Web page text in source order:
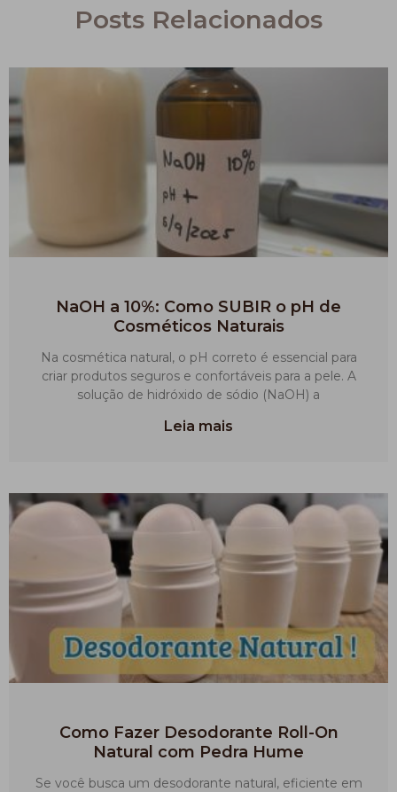
Posts Relacionados
NaOH a 10%: Como SUBIR o pH de
Cosméticos Naturais
Na cosmética natural, o pH correto é essencial para
criar produtos seguros e confortáveis para a pele. A
solução de hidróxido de sódio (NaOH) a
Leia mais
Como Fazer Desodorante Roll-On
Natural com Pedra Hume
Se você busca um desodorante natural, eficiente em